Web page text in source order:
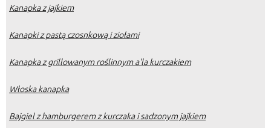
Kanapka z jajkiem
Kanapki z pastą czosnkową i ziołami
Kanapka z grillowanym roślinnym a'la kurczakiem
Włoska kanapka
Bajgiel z hamburgerem z kurczaka i sadzonym jajkiem